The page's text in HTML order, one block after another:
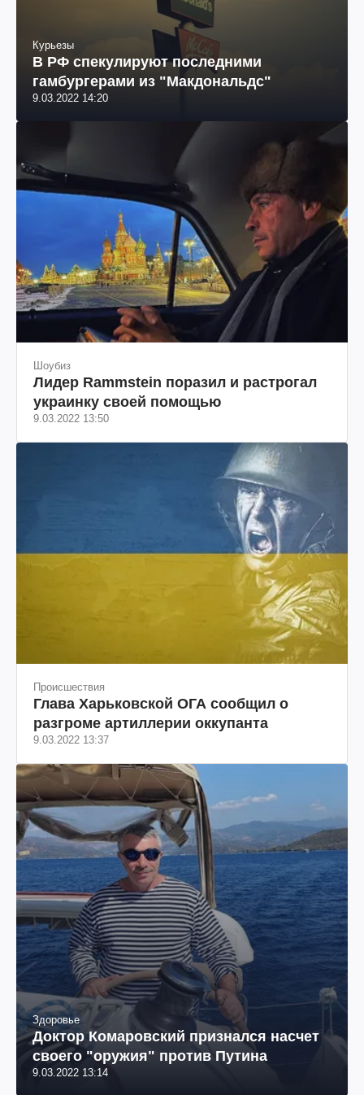
Курьезы
В РФ спекулируют последними
гамбургерами из "Макдональдс"
9.03.2022 14:20
Шоубиз
Лидер Rammstein поразил и растрогал
украинку своей помощью
9.03.2022 13:50
Происшествия
Глава Харьковской ОГА сообщил о
разгроме артиллерии оккупанта
9.03.2022 13:37
Здоровье
Доктор Комаровский признался насчет
своего "оружия" против Путина
9.03.2022 13:14